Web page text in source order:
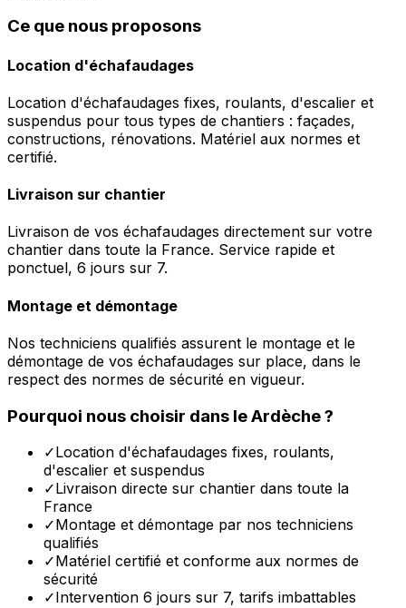
Ce que nous proposons
Location d'échafaudages
Location d'échafaudages fixes, roulants, d'escalier et
suspendus pour tous types de chantiers : façades,
constructions, rénovations. Matériel aux normes et
certifié.
Livraison sur chantier
Livraison de vos échafaudages directement sur votre
chantier dans toute la France. Service rapide et
ponctuel, 6 jours sur 7.
Montage et démontage
Nos techniciens qualifiés assurent le montage et le
démontage de vos échafaudages sur place, dans le
respect des normes de sécurité en vigueur.
Pourquoi nous choisir dans leArdèche?
✓Location d'échafaudages fixes, roulants,
d'escalier et suspendus
✓Livraison directe sur chantier dans toute la
France
✓Montage et démontage par nos techniciens
qualifiés
✓Matériel certifié et conforme aux normes de
sécurité
✓Intervention 6 jours sur 7, tarifs imbattables